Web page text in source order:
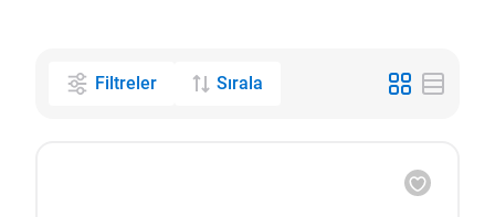
Filtreler Sırala